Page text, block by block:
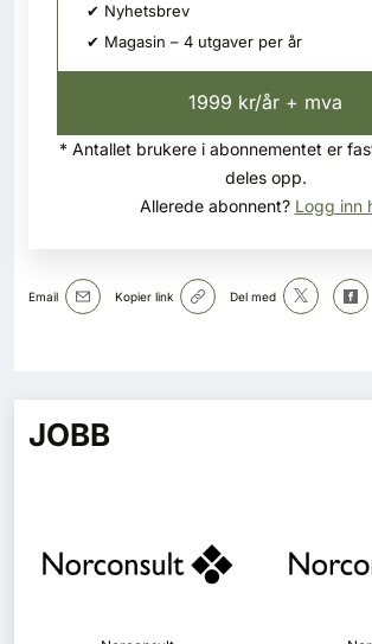
✔ Nyhetsbrev
✔ Magasin – 4 utgaver per år
1999 kr/år + mva
* Antallet brukere i abonnementet er
deles opp.
Allerede abonnent? Logg inn
Email Kopier link Del med
JOBB